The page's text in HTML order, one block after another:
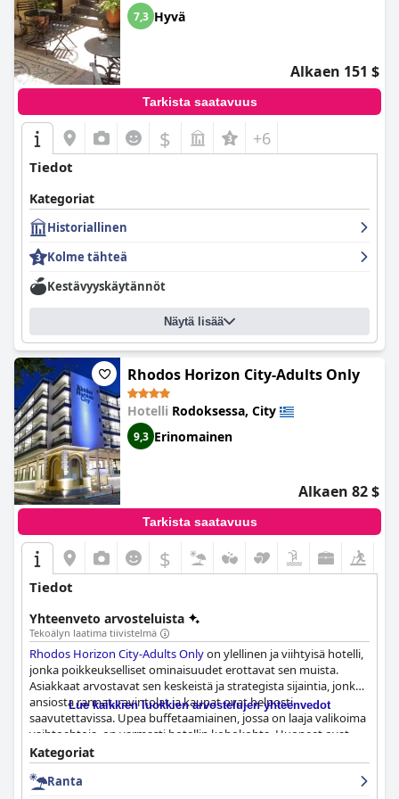
7,3 Hyvä
Alkaen 151 $
Tarkista saatavuus
$ +6
Tiedot
Kategoriat
Historiallinen
Kolme tähteä
Kestävyyskäytännöt
Näytä lisää
Rhodos Horizon City-Adults Only
Hotelli Rodoksessa, City
9,3 Erinomainen
Alkaen 82 $
Tarkista saatavuus
$
Tiedot
Yhteenveto arvosteluista
Tekoälyn laatima tiivistelmä
Rhodos Horizon City-Adults Onlyon ylellinen ja viihtyisä hotelli,
jonka poikkeukselliset ominaisuudet erottavat sen muista.
Asiakkaat arvostavat sen keskeistä ja strategista sijaintia, jonka
ansiosta rannat, ravintolat ja kaupat ovat helposti
saavutettavissa. Upea buffetaamiainen, jossa on laaja valikoima
vaihtoehtoja, on varmasti hotellin kohokohta. Huoneet ovat
superpuhtaita, ja niissä on huippuluokan mukavuudet, mukavat
sängyt ja kauniit kylpyhuoneet. Henkilökunta on
poikkeuksellista ja tarjoaa huomaavaista ja henkilökohtaista
Lue kaikkien luokkien arvostelujen yhteenvedot
Kategoriat
Ranta